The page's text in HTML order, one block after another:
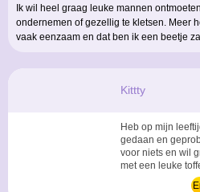
Ik wil heel graag leuke mannen
ondernemen of gezellig te kletsen. Meer
vaak eenzaam en dat ben ik een beetje
Kittty
Heb op mijn
gedaan en
voor niets en wil
met een leuke
onenightstands..